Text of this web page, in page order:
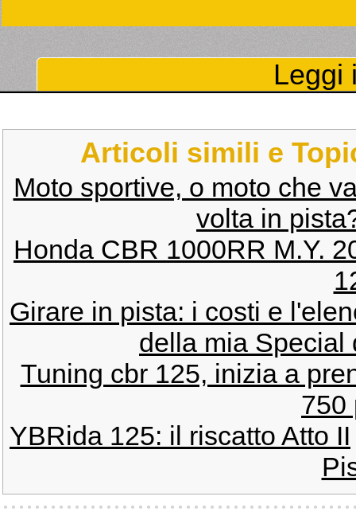
Leggi
Articoli simili e
Moto sportive, o moto che
volta in
Honda CBR 1000RR M.Y.
Girare in pista: i costi e
della mia Special
Tuning cbr 125, inizia a
750
YBRida 125: il riscatto Atto II